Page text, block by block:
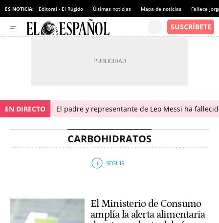
ES NOTICIA: Editoral - El Rúgido Últimas noticias Mapa de noticias Fallece
EN DIRECTO El padre y representante de Leo Messi ha
CARBOHIDRATOS
El Ministerio de Consumo
amplía la alerta alimentaria